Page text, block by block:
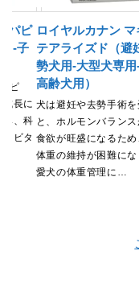
-パピ
-子
ピ
長に
み、科
ビタ
ロイヤルカナン マ
テアライズド（避
勢犬用-大型犬専
高齢犬用）
犬は避妊や去勢手術を
と、ホルモンバランス
食欲が旺盛になるた
体重の維持が困難にな
愛犬の体重管理に…